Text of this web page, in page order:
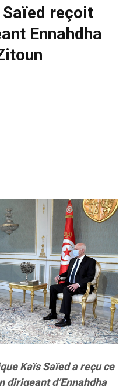
reçoit
Ennahdha
Kaïs Saïed a reçu ce
dirigeant d’Ennahdha